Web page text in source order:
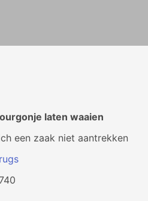
laten waaien
een zaak niet aantrekken